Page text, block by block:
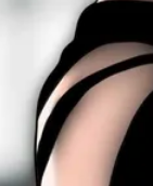
！工作內容讓
這區下到紫爆
破4成 馬祖